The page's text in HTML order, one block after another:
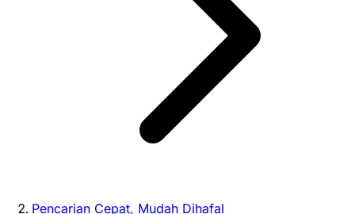
Pencarian Cepat, Mudah Dihafal